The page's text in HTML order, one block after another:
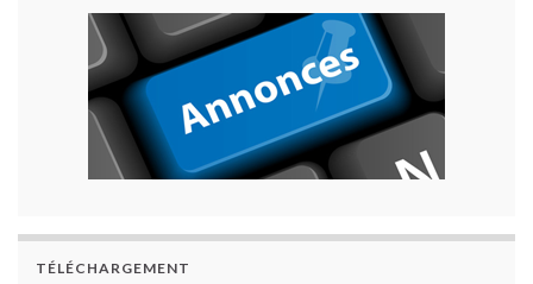
TÉLÉCHARGEMENT